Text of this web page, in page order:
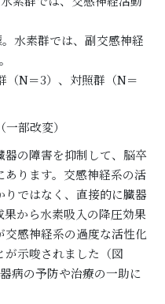
水素群では、副交感神経
（N＝3）、対照群（N＝
部改変）
の障害を抑制して、脳卒
ります。交感神経系の活
ではなく、直接的に臓器
から水素吸入の降圧効果
感神経系の過度な活性化
が示唆されました（図
病の予防や治療の一助に